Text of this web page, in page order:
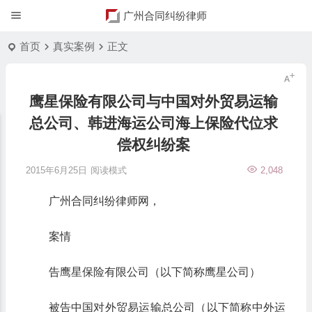
广州合同纠纷律师
首页 真实案例 正文
鹰星保险有限公司与中国对外贸易运输
总公司、韩进海运公司海上保险代位求
偿权纠纷案
2015年6月25日 2,048
阅读模式
广州合同纠纷律师网，
案情
告鹰星保险有限公司（以下简称鹰星公司）
被告中国对外贸易运输总公司（以下简称中外运